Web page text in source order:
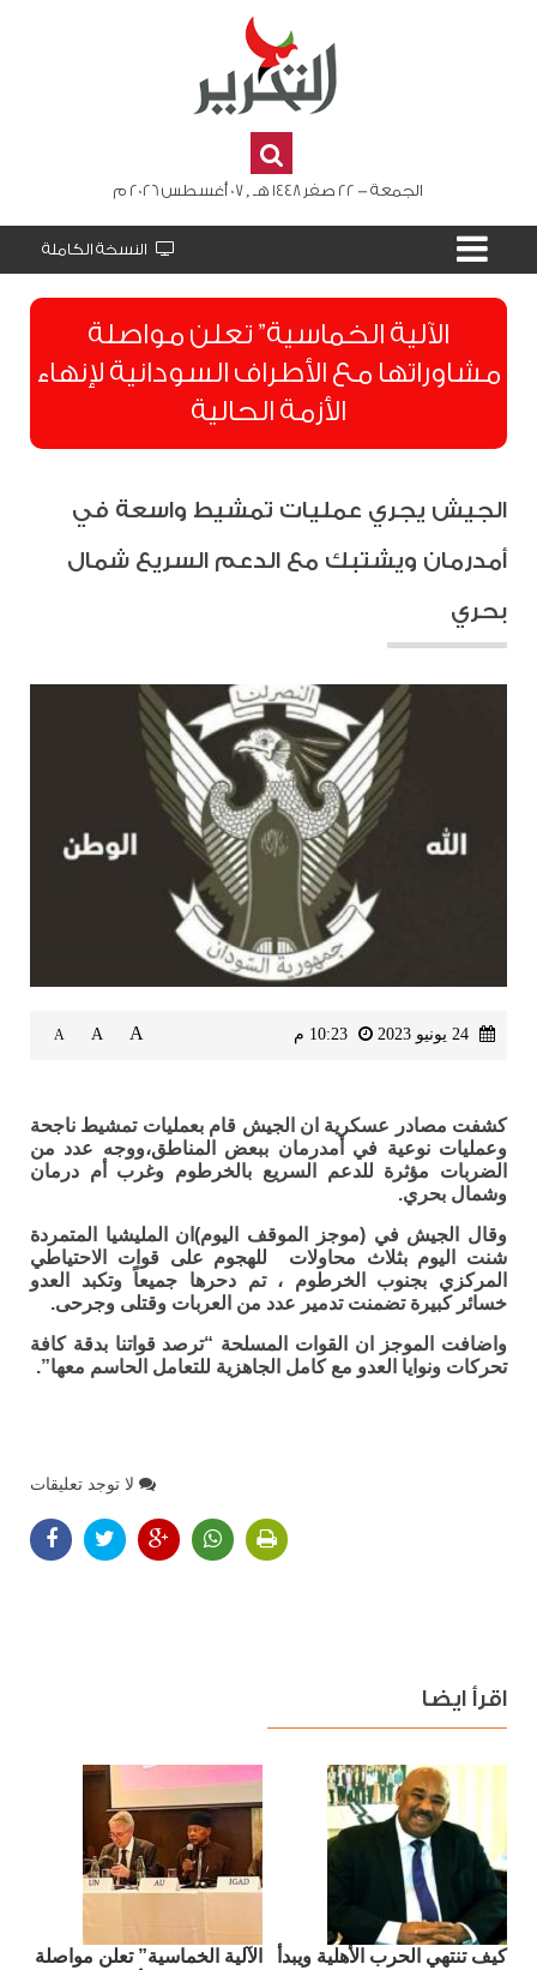
الجمعة - 22 صفر 1448 هـ , 07 أغسطس 2026 م
النسخة الكاملة
الآلية الخماسية” تعلن مواصلة
مشاوراتها مع الأطراف السودانية لإنهاء
الأزمة الحالية
الجيش يجري عمليات تمشيط واسعة في
أمدرمان ويشتبك مع الدعم السريع شمال
بحري
A
A
A
كشفت مصادر عسكرية ان الجيش قام بعمليات تمشيط ناجحة
وعمليات نوعية في أمدرمان ببعض المناطق،ووجه عدد من
الضربات مؤثرة للدعم السريع بالخرطوم وغرب أم درمان
وشمال بحري.
وقال الجيش في (موجز الموقف اليوم)ان المليشيا المتمردة
شنت اليوم بثلاث محاولات للهجوم على قوات الاحتياطي
المركزي بجنوب الخرطوم ، تم دحرها جميعاً وتكبد العدو
خسائر كبيرة تضمنت تدمير عدد من العربات وقتلى وجرحى.
واضافت الموجز ان القوات المسلحة “ترصد قواتنا بدقة كافة
تحركات ونوايا العدو مع كامل الجاهزية للتعامل الحاسم معها”.
لا توجد تعليقات
اقرأ ايضا
كيف تنتهي الحرب الأهلية ويبدأ
الآلية الخماسية” تعلن مواصلة